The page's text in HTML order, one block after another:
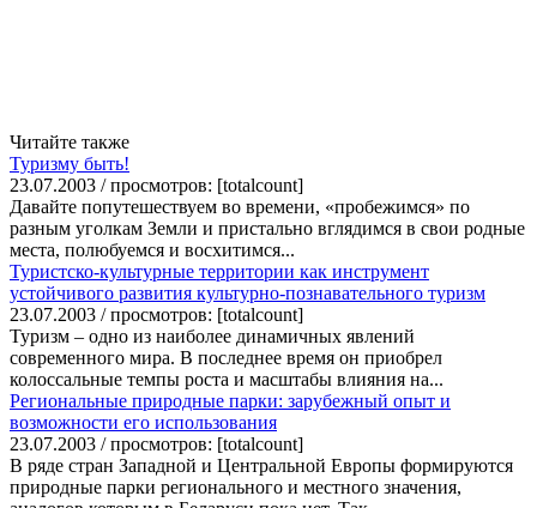
Читайте также
Туризму быть!
23.07.2003 / просмотров: [totalcount]
Давайте попутешествуем во времени, «пробежимся» по
разным уголкам Земли и пристально вглядимся в свои родные
места, полюбуемся и восхитимся...
Туристско-культурные территории как инструмент
устойчивого развития культурно-познавательного туризм
23.07.2003 / просмотров: [totalcount]
Туризм – одно из наиболее динамичных явлений
современного мира. В последнее время он приобрел
колоссальные темпы роста и масштабы влияния на...
Региональные природные парки: зарубежный опыт и
возможности его использования
23.07.2003 / просмотров: [totalcount]
В ряде стран Западной и Центральной Европы формируются
природные парки регионального и местного значения,